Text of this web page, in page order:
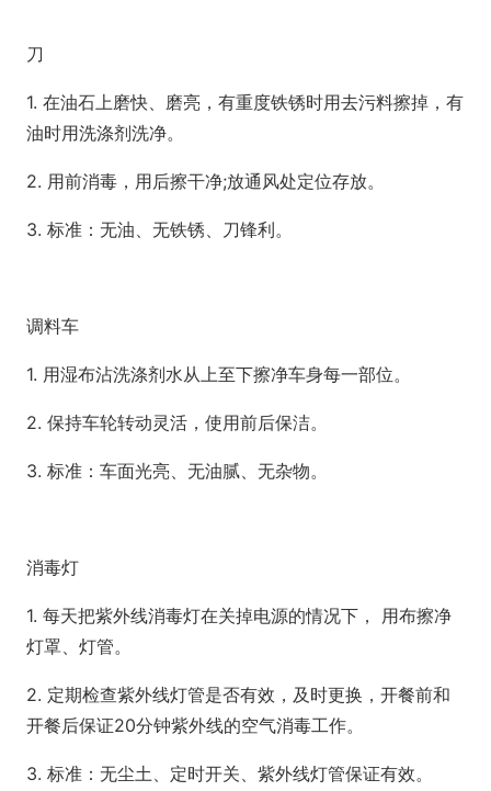
刀
1. 在油石上磨快、磨亮，有重度铁锈时用去污料擦掉，有
油时用洗涤剂洗净。
2. 用前消毒，用后擦干净;放通风处定位存放。
3. 标准：无油、无铁锈、刀锋利。
调料车
1. 用湿布沾洗涤剂水从上至下擦净车身每一部位。
2. 保持车轮转动灵活，使用前后保洁。
3. 标准：车面光亮、无油腻、无杂物。
消毒灯
1. 每天把紫外线消毒灯在关掉电源的情况下， 用布擦净
灯罩、灯管。
2. 定期检查紫外线灯管是否有效，及时更换，开餐前和
开餐后保证20分钟紫外线的空气消毒工作。
3. 标准：无尘土、定时开关、紫外线灯管保证有效。